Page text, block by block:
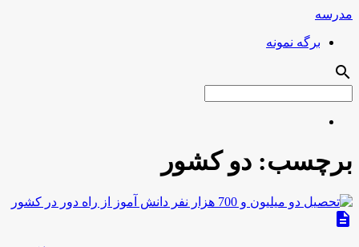
مدرسه
برگه نمونه
search
برچسب: دو كشور
description